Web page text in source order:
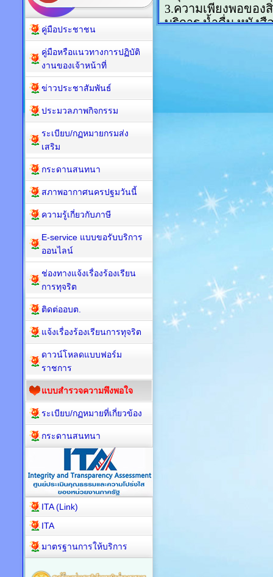
คู่มือประชาชน
คู่มือหรือแนวทางการปฏิบัติ
งานของเจ้าหน้าที่
ข่าวประชาสัมพันธ์
ประมวลภาพกิจกรรม
ระเบียบ/กฏหมายกรมส่ง
เสริม
กระดานสนทนา
สภาพอากาศนครปฐมวันนี้
ความรู้เกี่ยวกับภาษี
E-service แบบขอรับบริการ
ออนไลน์
ช่องทางแจ้งเรื่องร้องเรียน
การทุจริต
ติดต่ออบต.
แจ้งเรื่องร้องเรียนการทุจริต
ดาวน์โหลดแบบฟอร์ม
ราชการ
แบบสำรวจความพึงพอใจ
ระเบียบ/กฏหมายที่เกี่ยวข้อง
กระดานสนทนา
ITA (Link)
ITA
มาตรฐานการให้บริการ